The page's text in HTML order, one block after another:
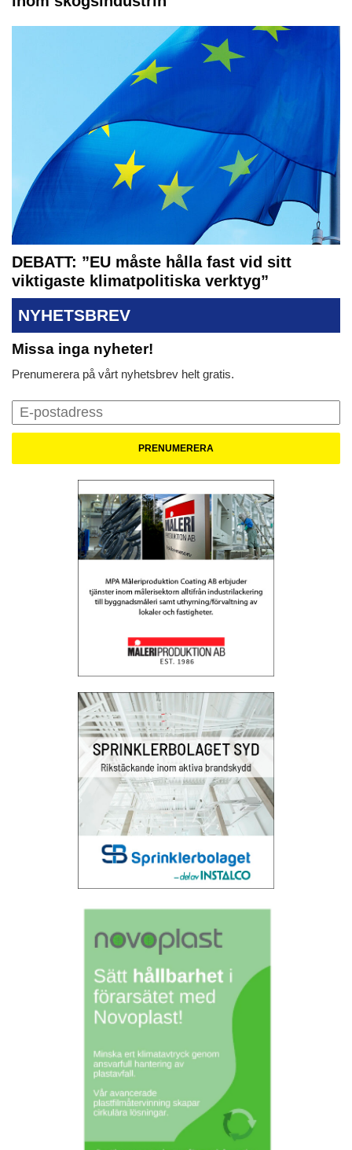
DEBATT: ”EU måste hålla fast vid sitt
viktigaste klimatpolitiska verktyg”
NYHETSBREV
Missa inga nyheter!
Prenumerera på vårt nyhetsbrev helt gratis.